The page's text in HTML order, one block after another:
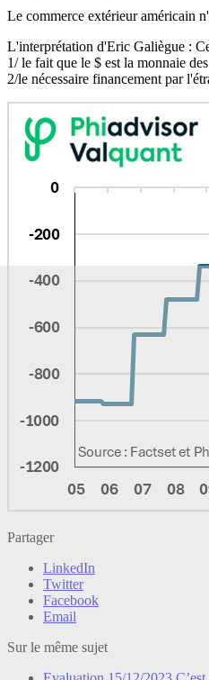
Le commerce extérieur américain
L'interprétation d'Eric Galiègue :
1/ le fait que le $ est la monnaie
2/le nécessaire financement par
Partager
LinkedIn
Twitter
Facebook
Email
Sur le même sujet